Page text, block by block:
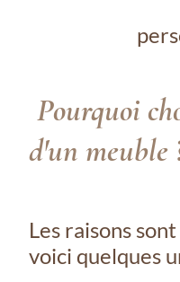
Pourquoi
d'un meuble
Les raisons
voici quelques